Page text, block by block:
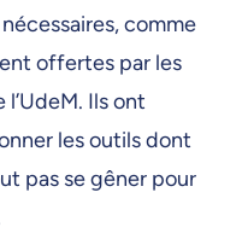
comme
offertes par les
Ils ont
les outils dont
pas se gêner pour